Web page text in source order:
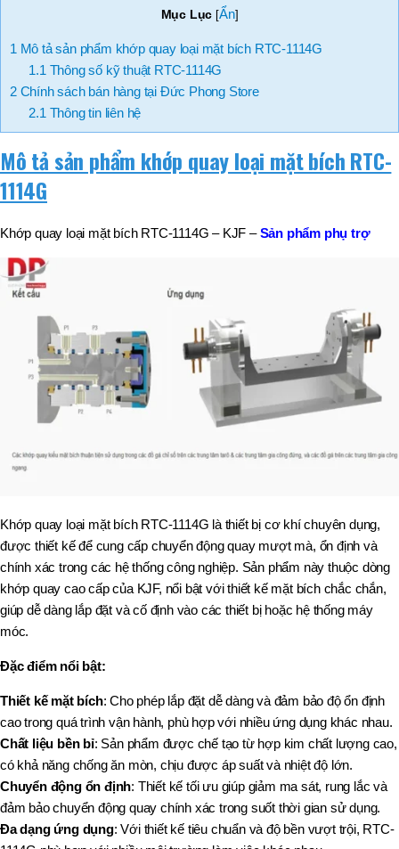
Mục Lục [Ẩn]
1 Mô tả sản phẩm khớp quay loại mặt bích RTC-1114G
1.1 Thông số kỹ thuật RTC-1114G
2Chính sách bán hàng tại Đức Phong Store
2.1 Thông tin liên hệ
Mô tả sản phẩm khớp quay loại mặt bích RTC-
1114G
Khớp quay loại mặt bích RTC-1114G – KJF –Sản phẩm phụ trợ
Khớp quay loại mặt bích RTC-1114G là thiết bị cơ khí chuyên dụng,
được thiết kế để cung cấp chuyển động quay mượt mà, ổn định và
chính xác trong các hệ thống công nghiệp. Sản phẩm này thuộc dòng
khớp quay cao cấp của KJF, nổi bật với thiết kế mặt bích chắc chắn,
giúp dễ dàng lắp đặt và cố định vào các thiết bị hoặc hệ thống máy
móc.
Đặc điểm nổi bật:
Thiết kế mặt bích: Cho phép lắp đặt dễ dàng và đảm bảo độ ổn định
cao trong quá trình vận hành, phù hợp với nhiều ứng dụng khác nhau.
Chất liệu bền bỉ: Sản phẩm được chế tạo từ hợp kim chất lượng cao,
có khả năng chống ăn mòn, chịu được áp suất và nhiệt độ lớn.
Chuyển động ổn định: Thiết kế tối ưu giúp giảm ma sát, rung lắc và
đảm bảo chuyển động quay chính xác trong suốt thời gian sử dụng.
Đa dạng ứng dụng: Với thiết kế tiêu chuẩn và độ bền vượt trội, RTC-